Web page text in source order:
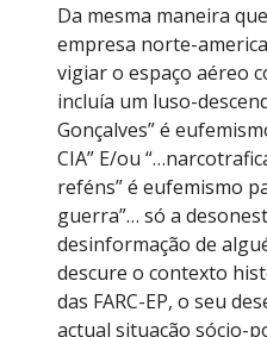
Da mesma maneira
empresa norte-
vigiar o espaço aéreo
incluía um luso-
Gonçalves” é
CIA” E/ou
reféns” é eufemismo
guerra”… só a
desinformação de
descure o contexto
das FARC-EP, o seu
actual situação sócio-